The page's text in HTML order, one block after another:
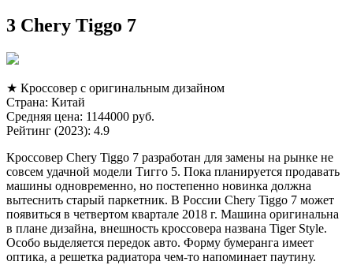
3 Chery Tiggo 7
★ Кроссовер с оригинальным дизайном
Страна: Китай
Средняя цена: 1144000 руб.
Рейтинг (2023): 4.9
Кроссовер Chery Tiggo 7 разработан для замены на рынке не
совсем удачной модели Тигго 5. Пока планируется продавать
машины одновременно, но постепенно новинка должна
вытеснить старый паркетник. В России Chery Tiggo 7 может
появиться в четвертом квартале 2018 г. Машина оригинальна
в плане дизайна, внешность кроссовера названа Tiger Style.
Особо выделяется передок авто. Форму бумеранга имеет
оптика, а решетка радиатора чем-то напоминает паутину.